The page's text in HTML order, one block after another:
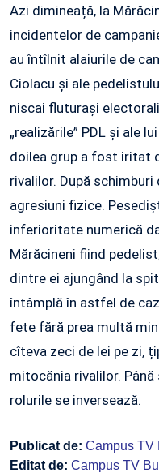
Azi dimineață, la
incidentelor de
au întîlnit alaiurile de
Ciolacu și ale
niscai fluturași
„realizările” PDL și ale
doilea grup a fost iritat
rivalilor. După
agresiuni fizice.
inferioritate numerică
Mărăcineni fiind
dintre ei ajungând la
întâmplă în astfel de
fete fără prea multă
cîteva zeci de lei pe zi,
mitocănia rivalilor.
rolurile se inversează.
Publicat de: Campus TV
Editat de: Campus TV